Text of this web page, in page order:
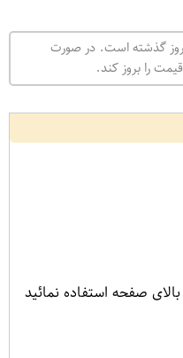
روز گذشته است. در صورت
را بروز کند.
صفحه استفاده نمائید